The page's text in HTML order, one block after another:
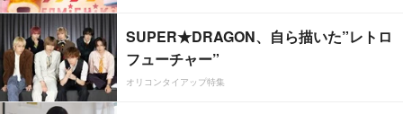
SUPER★DRAGON、自ら描いた”レトロ
フューチャー”
オリコンタイアップ特集